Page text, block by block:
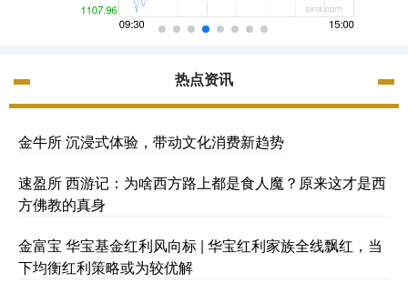
热点资讯
金牛所 沉浸式体验，带动文化消费新趋势
速盈所 西游记：为啥西方路上都是食人魔？原来这才是西
方佛教的真身
金富宝 华宝基金红利风向标 | 华宝红利家族全线飘红，当
下均衡红利策略或为较优解